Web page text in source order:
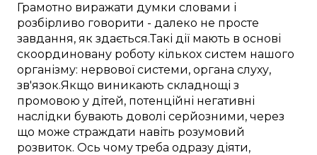
Грамотно виражати думки словами і
розбірливо говорити - далеко не просте
завдання, як здається.Такі дії мають в основі
скоординовану роботу кількох систем нашого
організму: нервової системи, органа слуху,
зв'язок.Якщо виникають складнощі з
промовою у дітей, потенційні негативні
наслідки бувають доволі серйозними, через
що може страждати навіть розумовий
розвиток. Ось чому треба одразу діяти,